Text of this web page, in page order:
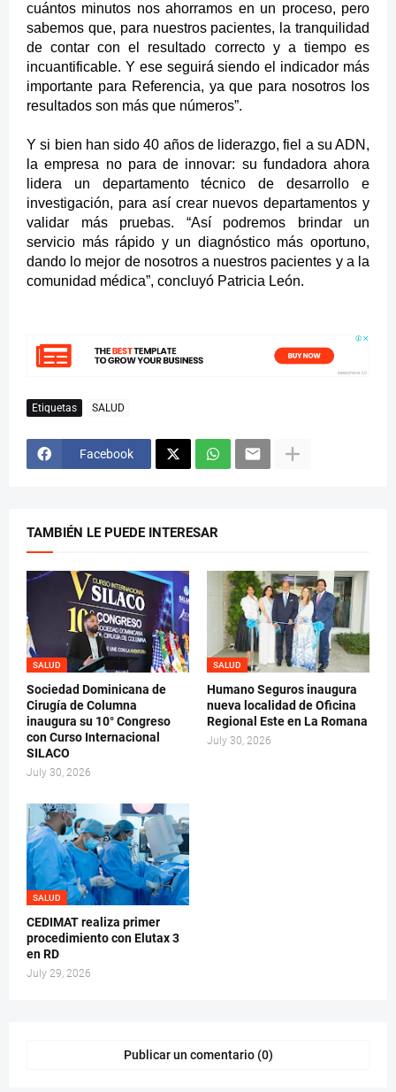
cuántos minutos nos ahorramos en un proceso, pero
sabemos que, para nuestros pacientes, la tranquilidad
de contar con el resultado correcto y a tiempo es
incuantificable. Y ese seguirá siendo el indicador más
importante para Referencia, ya que para nosotros los
resultados son más que números”.
Y si bien han sido 40 años de liderazgo, fiel a su ADN,
la empresa no para de innovar: su fundadora ahora
lidera un departamento técnico de desarrollo e
investigación, para así crear nuevos departamentos y
validar más pruebas. “Así podremos brindar un
servicio más rápido y un diagnóstico más oportuno,
dando lo mejor de nosotros a nuestros pacientes y a la
comunidad médica”, concluyó Patricia León.
Etiquetas SALUD
Facebook
TAMBIÉN LE PUEDE INTERESAR
SALUD
Sociedad Dominicana de
Cirugía de Columna
inaugura su 10° Congreso
con Curso Internacional
SILACO
July 30, 2026
SALUD
Humano Seguros inaugura
nueva localidad de Oficina
Regional Este en La Romana
July 30, 2026
SALUD
CEDIMAT realiza primer
procedimiento con Elutax 3
en RD
July 29, 2026
Publicar un comentario (0)